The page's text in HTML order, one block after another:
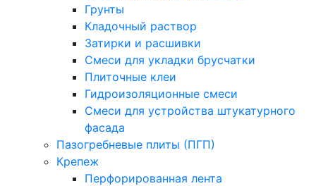
Грунты
Кладочный раствор
Затирки и расшивки
Смеси для укладки брусчатки
Плиточные клеи
Гидроизоляционные смеси
Смеси для устройства штукатурного
фасада
Пазогребневые плиты (ПГП)
Крепеж
Перфорированная лента